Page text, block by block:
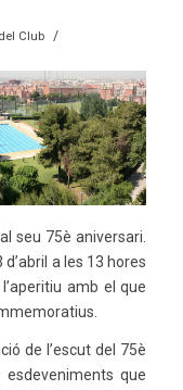
Club /
seu 75è aniversari.
a les 13 hores
amb el que
de l’escut del 75è
esdeveniments que